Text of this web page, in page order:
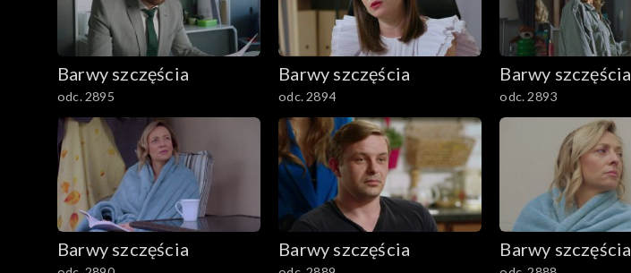
2701–2800
2601–2700
2501–2600
2401–2500
2301–2400
2201–2300
Barwy szczęścia
odc. 2895
Barwy szczęścia
odc. 2894
Barwy szczęścia
odc. 2893
Barwy szczęścia Barwy szczęścia Barwy szczęścia